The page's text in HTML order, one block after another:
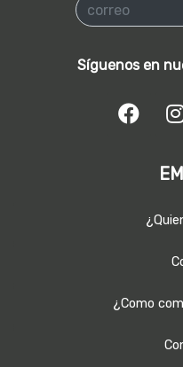
Síguenos en
¿Como